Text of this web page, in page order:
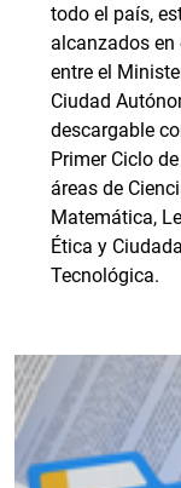
todo el país,
alcanzados en
entre el
Ciudad
descargable
Primer Ciclo
áreas de
Matemática,
Ética y
Tecnológica.